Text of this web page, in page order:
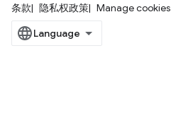
条款 隐私权政策 Manage cookies